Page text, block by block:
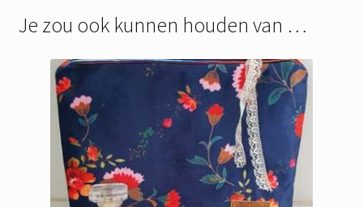
Je zou ook kunnen houden van …